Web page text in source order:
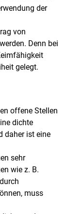
der
von
Denn bei
gelegt.
offene Stellen
dichte
daher ist eine
sehr
wie z. B.
muss